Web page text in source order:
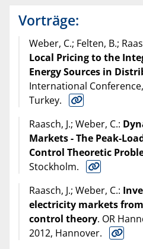
Vorträge:
Weber, C.; Felten, B.;
Local Pricing to the
Energy Sources in
International
Turkey.
Raasch, J.; Weber, C.:
Markets - The Peak-
Control Theoretic
Stockholm.
Raasch, J.; Weber, C.:
electricity markets
control theory. OR
2012, Hannover.